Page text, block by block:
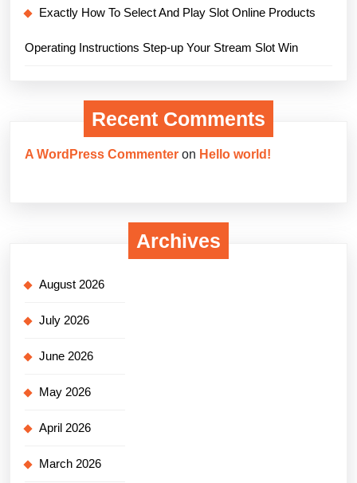
Exactly How To Select And Play Slot Online Products
Operating Instructions Step-up Your Stream Slot Win
Recent Comments
A WordPress Commenter on Hello world!
Archives
August 2026
July 2026
June 2026
May 2026
April 2026
March 2026